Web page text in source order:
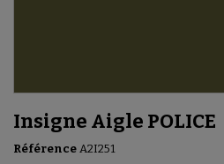
Insigne Aigle POLICE
Référence A2I251